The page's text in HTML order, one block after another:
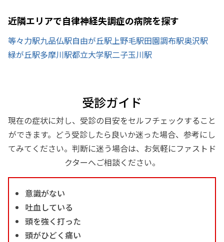
近隣エリアで自律神経失調症の病院を探す
等々力駅九品仏駅自由が丘駅 上野毛駅田園調布駅奥沢駅
緑が丘駅多摩川駅都立大学駅二子玉川駅
受診ガイド
現在の症状に対し、受診の目安をセルフチェックすること
ができます。どう受診したら良いか迷った場合、参考にし
てみてください。判断に迷う場合は、お気軽にファストド
クターへご相談ください。
意識がない
吐血している
頭を強く打った
頭がひどく痛い